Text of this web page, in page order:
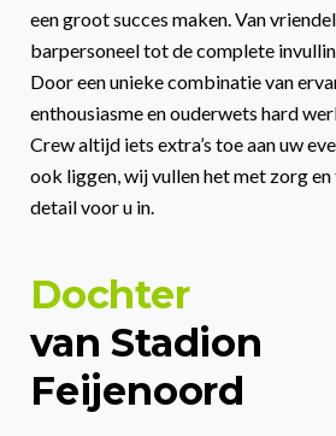
een groot succes maken. Van
barpersoneel tot de complete
Door een unieke combinatie van
enthousiasme en ouderwets hard
Crew altijd iets extra’s toe aan uw
ook liggen, wij vullen het met zorg
detail voor u in.
Dochter
van Stadion
Feijenoord